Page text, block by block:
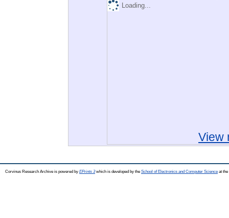
Loading...
View
Corvinus Research Archive is powered by EPrints 3which is developed by the School of Electronics and Computer Science at